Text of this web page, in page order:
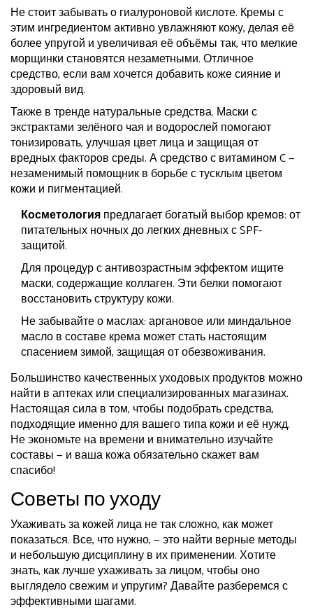
Не стоит забывать о гиалуроновой кислоте. Кремы с
этим ингредиентом активно увлажняют кожу, делая её
более упругой и увеличивая её объёмы так, что мелкие
морщинки становятся незаметными. Отличное
средство, если вам хочется добавить коже сияние и
здоровый вид.
Также в тренде натуральные средства. Маски с
экстрактами зелёного чая и водорослей помогают
тонизировать, улучшая цвет лица и защищая от
вредных факторов среды. А средство с витамином C —
незаменимый помощник в борьбе с тусклым цветом
кожи и пигментацией.
Косметологияпредлагает богатый выбор кремов: от
питательных ночных до легких дневных с SPF-
защитой.
Для процедур с антивозрастным эффектом ищите
маски, содержащие коллаген. Эти белки помогают
восстановить структуру кожи.
Не забывайте о маслах: аргановое или миндальное
масло в составе крема может стать настоящим
спасением зимой, защищая от обезвоживания.
Большинство качественных уходовых продуктов можно
найти в аптеках или специализированных магазинах.
Настоящая сила в том, чтобы подобрать средства,
подходящие именно для вашего типа кожи и её нужд.
Не экономьте на времени и внимательно изучайте
составы — и ваша кожа обязательно скажет вам
спасибо!
Советы по уходу
Ухаживать за кожей лица не так сложно, как может
показаться. Все, что нужно, — это найти верные методы
и небольшую дисциплину в их применении. Хотите
знать, как лучше ухаживать за лицом, чтобы оно
выглядело свежим и упругим? Давайте разберемся с
эффективными шагами.